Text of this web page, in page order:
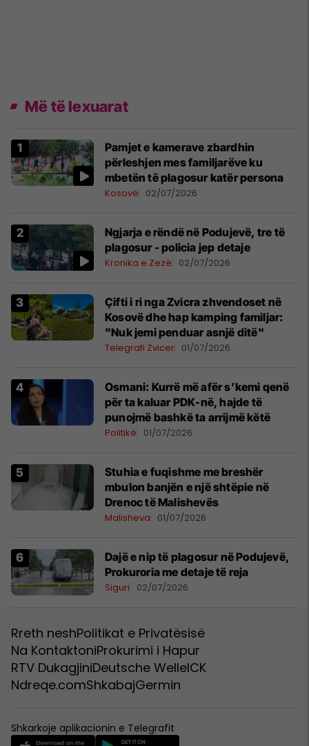
Më të lexuarat
Pamjet e kamerave zbardhin
përleshjen mes familjarëve ku
mbetën të plagosur katër persona
Kosovë 02/07/2026
Ngjarja e rëndë në Podujevë, tre të
plagosur - policia jep detaje
Kronika e Zezë 02/07/2026
Çifti i ri nga Zvicra zhvendoset në
Kosovë dhe hap kamping familjar:
"Nuk jemi penduar asnjë ditë"
Telegrafi Zvicer 01/07/2026
Osmani: Kurrë më afër s’kemi qenë
për ta kaluar PDK-në, hajde të
punojmë bashkë ta arrijmë këtë
Politikë 01/07/2026
Stuhia e fuqishme me breshër
mbulon banjën e një shtëpie në
Drenoc të Malishevës
Malisheva 01/07/2026
Dajë e nip të plagosur në Podujevë,
Prokuroria me detaje të reja
Siguri 02/07/2026
Rreth neshPolitikat e Privatësisë
Na KontaktoniProkurimi i Hapur
RTV DukagjiniDeutsche WelleICK
Ndreqe.comShkabajGermin
Shkarkoje aplikacionin e Telegrafit